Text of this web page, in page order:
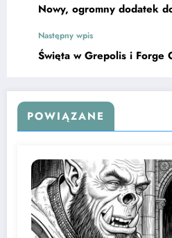
Nowy, ogromny dodatek
Następny wpis
Święta w Grepolis i Forge
POWIĄZANE